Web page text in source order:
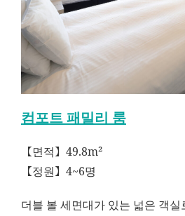
컴포트 패밀리 룸
【면적】49.8m²
【정원】4~6명
더블 볼 세면대가 있는 넓은 객